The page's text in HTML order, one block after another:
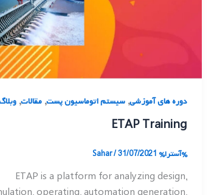
دوره های آموزشی, سیستم اتوماسیون پست, مقالات,
ETAP Training
%آسترا% Sahar/31/07/2021
ETAP is a platform for analyzing design,